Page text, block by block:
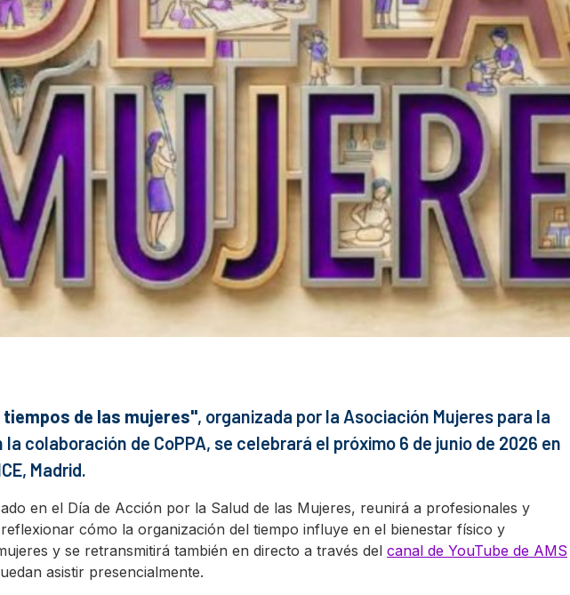
de las mujeres", organizada por la Asociación Mujeres para la
la colaboración de CoPPA, se celebrará el próximo 6 de junio de 2026 en
Madrid.
en el Día de Acción por la Salud de las Mujeres, reunirá a profesionales y
cómo la organización del tiempo influye en el bienestar físico y
y se retransmitirá también en directo a través del canal de YouTube de AMS
asistir presencialmente.